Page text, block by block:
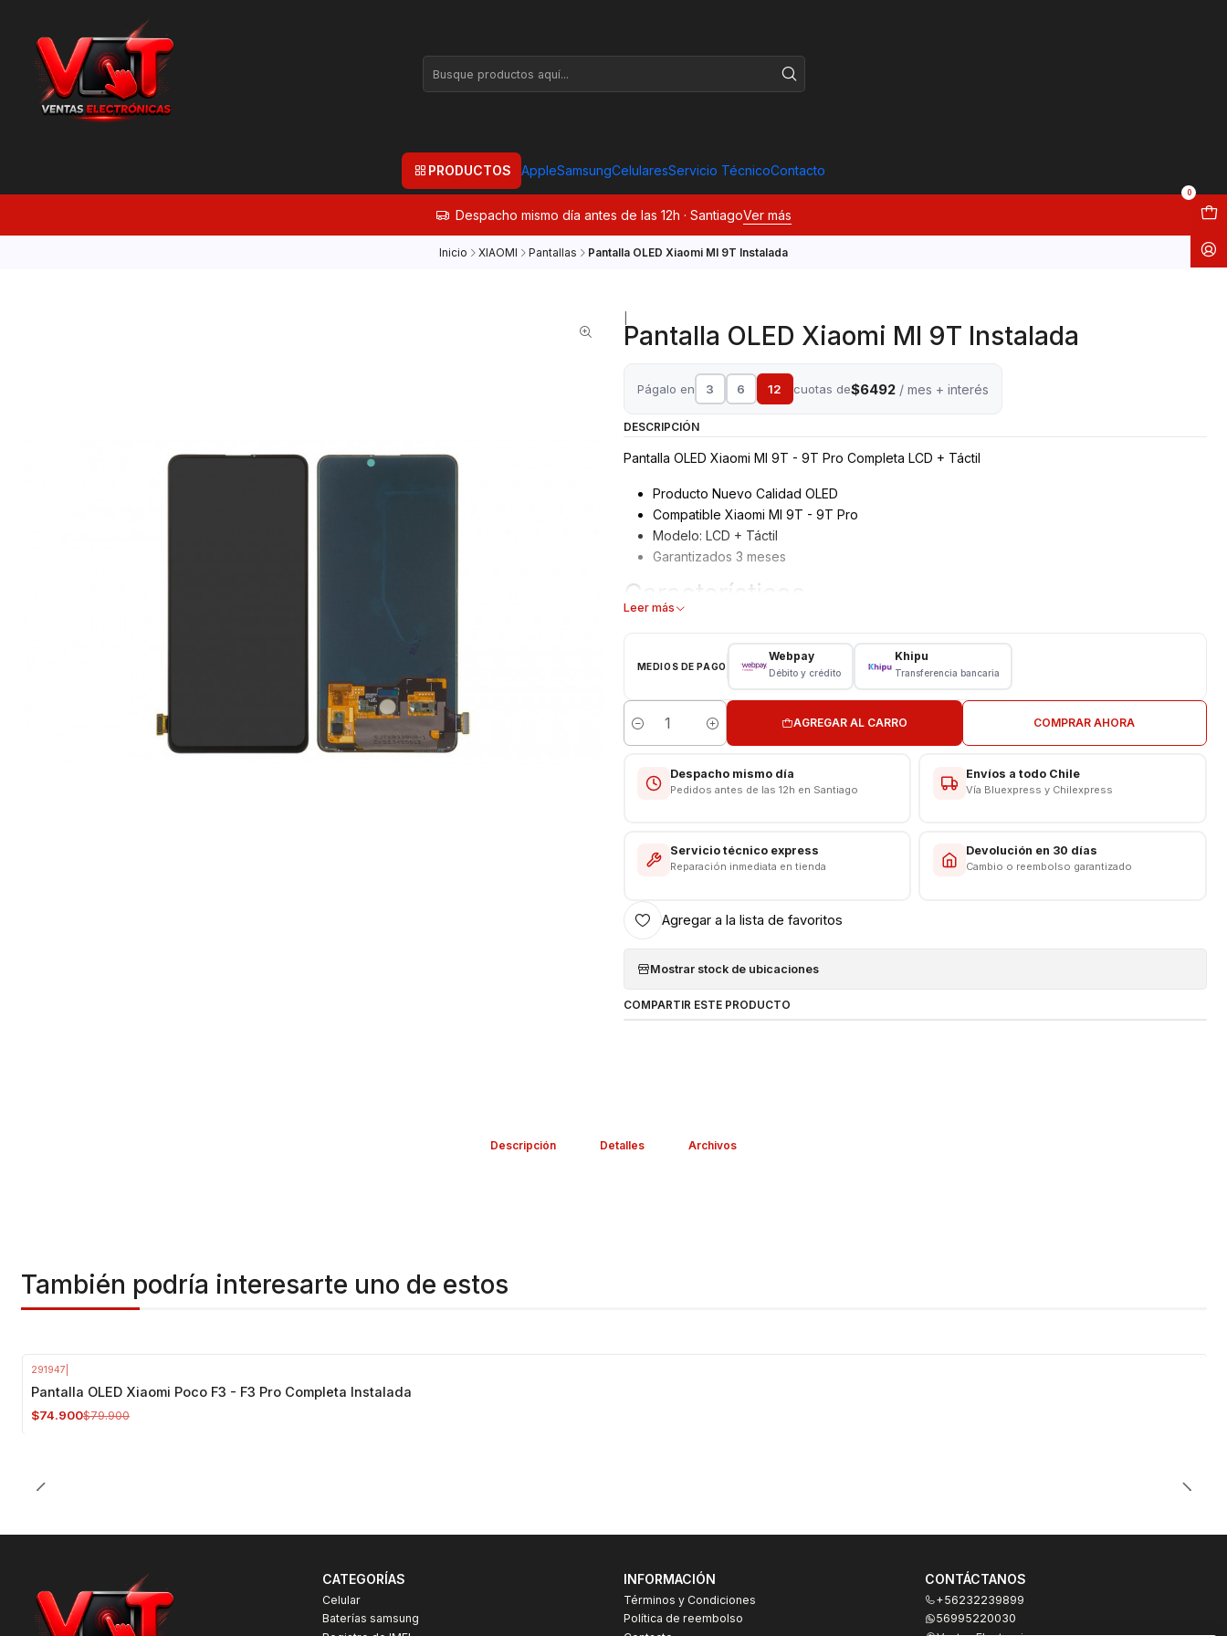
PRODUCTOS AppleSamsungCelularesServicio TécnicoContacto
0
Despacho mismo día antes de las 12h · SantiagoVer más
Inicio XIAOMI Pantallas Pantalla OLED Xiaomi MI 9T Instalada
Pantalla OLED Xiaomi MI 9T Instalada
Págalo en 3 6 12 cuotas de$6492/ mes + interés
DESCRIPCIÓN
Pantalla OLED Xiaomi MI 9T - 9T Pro Completa LCD + Táctil
Producto Nuevo Calidad OLED
Compatible Xiaomi MI 9T - 9T Pro
Modelo: LCD + Táctil
Garantizados 3 meses
Características
Modelo: MI 9T - 9T Pro
Respaldo VENTAS ELECTRONICAS
Leer más
MEDIOS DE PAGO
Webpay
Débito y crédito
Khipu
Transferencia bancaria
Cantidad
AGREGAR AL CARRO COMPRAR AHORA
Despacho mismo día
Pedidos antes de las 12h en Santiago
Envíos a todo Chile
Vía Bluexpress y Chilexpress
Servicio técnico express
Reparación inmediata en tienda
Devolución en 30 días
Cambio o reembolso garantizado
Agregar a la lista de favoritos
Mostrar stock de ubicaciones
COMPARTIR ESTE PRODUCTO
Descripción Detalles Archivos
También podría interesarte uno de estos
291947
Pantalla OLED Xiaomi Poco F3 - F3 Pro Completa Instalada
$74.900$79.900
CATEGORÍAS
Celular
Baterías samsung
INFORMACIÓN
Términos y Condiciones
Política de reembolso
CONTÁCTANOS
+56232239899
56995220030